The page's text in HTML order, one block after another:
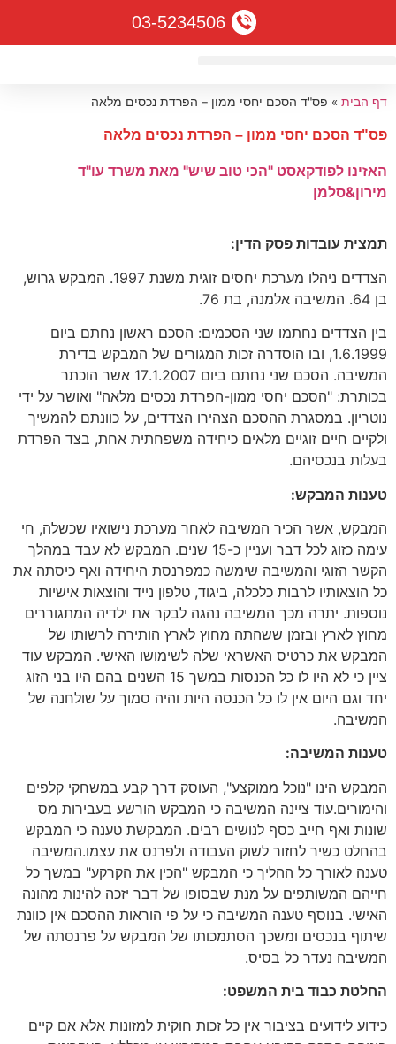
03-5234506
דף הבית » פס"ד הסכם יחסי ממון – הפרדת נכסים מלאה
פס"ד הסכם יחסי ממון – הפרדת נכסים מלאה
האזינו לפודקאסט "הכי טוב שיש" מאת משרד עו"ד
מירון&סלמן
תמצית עובדות פסק הדין:
הצדדים ניהלו מערכת יחסים זוגית משנת 1997. המבקש גרוש,
בן 64. המשיבה אלמנה, בת 76.
בין הצדדים נחתמו שני הסכמים: הסכם ראשון נחתם ביום
1.6.1999, ובו הוסדרה זכות המגורים של המבקש בדירת
המשיבה. הסכם שני נחתם ביום 17.1.2007 אשר הוכתר
בכותרת: "הסכם יחסי ממון-הפרדת נכסים מלאה" ואושר על ידי
נוטריון. במסגרת ההסכם הצהירו הצדדים, על כוונתם להמשיך
ולקיים חיים זוגיים מלאים כיחידה משפחתית אחת, בצד הפרדת
בעלות בנכסיהם.
טענות המבקש:
המבקש, אשר הכיר המשיבה לאחר מערכת נישואיו שכשלה, חי
עימה כזוג לכל דבר ועניין כ-15 שנים. המבקש לא עבד במהלך
הקשר הזוגי והמשיבה שימשה כמפרנסת היחידה ואף כיסתה את
כל הוצאותיו לרבות כלכלה, ביגוד, טלפון נייד והוצאות אישיות
נוספות. יתרה מכך המשיבה נהגה לבקר את ילדיה המתגוררים
מחוץ לארץ ובזמן ששהתה מחוץ לארץ הותירה לרשותו של
המבקש את כרטיס האשראי שלה לשימושו האישי. המבקש עוד
ציין כי לא היו לו כל הכנסות במשך 15 השנים בהם היו בני הזוג
יחד וגם היום אין לו כל הכנסה היות והיה סמוך על שולחנה של
המשיבה.
טענות המשיבה:
המבקש הינו "נוכל ממוקצע", העוסק דרך קבע במשחקי קלפים
והימורים.עוד ציינה המשיבה כי המבקש הורשע בעבירות מס
שונות ואף חייב כסף לנושים רבים. המבקשת טענה כי המבקש
בהחלט כשיר לחזור לשוק העבודה ולפרנס את עצמו.המשיבה
טענה לאורך כל ההליך כי המבקש "הכין את הקרקע" במשך כל
חייהם המשותפים על מנת שבסופו של דבר יזכה להינות מהונה
האישי. בנוסף טענה המשיבה כי על פי הוראות ההסכם אין כוונת
שיתוף בנכסים ומשכך הסתמכותו של המבקש על פרנסתה של
המשיבה נעדר כל בסיס.
החלטת כבוד בית המשפט:
כידוע לידועים בציבור אין כל זכות חוקית למזונות אלא אם קיים